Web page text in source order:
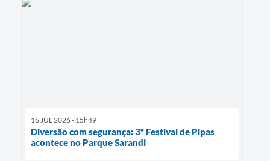
16 JUL 2026 - 15h49
Diversão com segurança: 3º Festival de Pipas
acontece no Parque Sarandi